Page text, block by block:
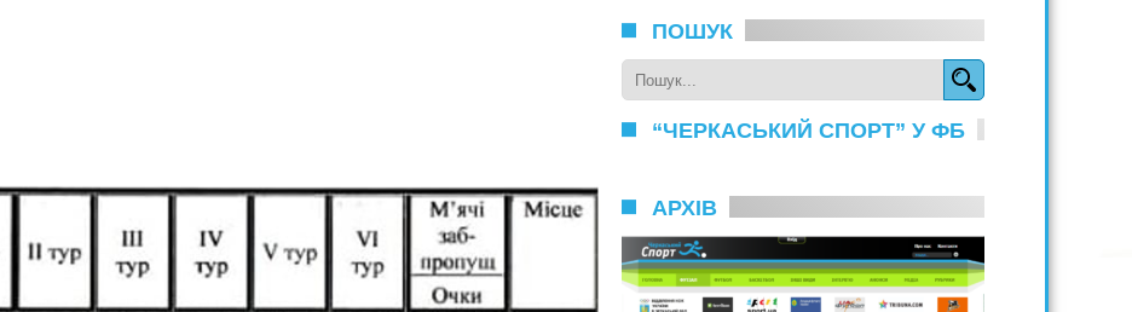
ПОШУК
“ЧЕРКАСЬКИЙ СПОРТ” У ФБ
АРХІВ